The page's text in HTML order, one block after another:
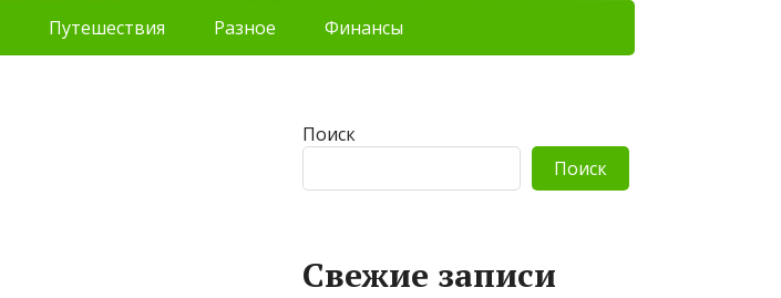
Путешествия Разное Финансы
Поиск
Поиск
Свежие записи